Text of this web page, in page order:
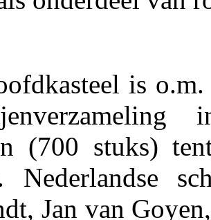
is
(700 stuks)
Nederlandse
Jan van